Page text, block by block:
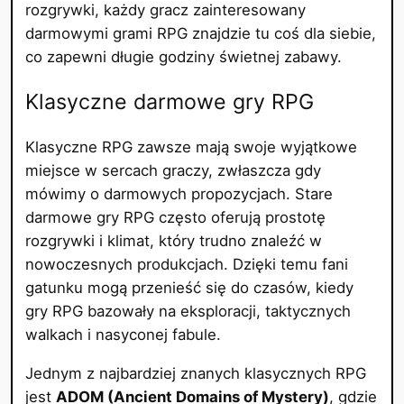
rozgrywki, każdy gracz zainteresowany
darmowymi grami RPG znajdzie tu coś dla siebie,
co zapewni długie godziny świetnej zabawy.
Klasyczne darmowe gry RPG
Klasyczne RPG zawsze mają swoje wyjątkowe
miejsce w sercach graczy, zwłaszcza gdy
mówimy o darmowych propozycjach. Stare
darmowe gry RPG często oferują prostotę
rozgrywki i klimat, który trudno znaleźć w
nowoczesnych produkcjach. Dzięki temu fani
gatunku mogą przenieść się do czasów, kiedy
gry RPG bazowały na eksploracji, taktycznych
walkach i nasyconej fabule.
Jednym z najbardziej znanych klasycznych RPG
jest ADOM (Ancient Domains of Mystery), gdzie